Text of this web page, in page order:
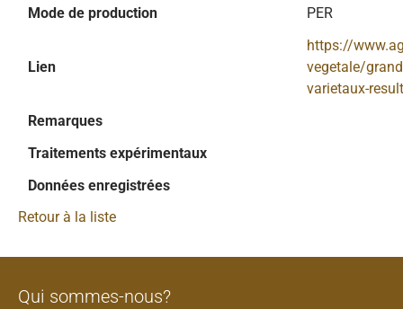
Mode de production
PER
Lien
https://
vegetale/
varietaux-
Remarques
Traitements expérimentaux
Données enregistrées
Retour à la liste
Qui sommes-nous?